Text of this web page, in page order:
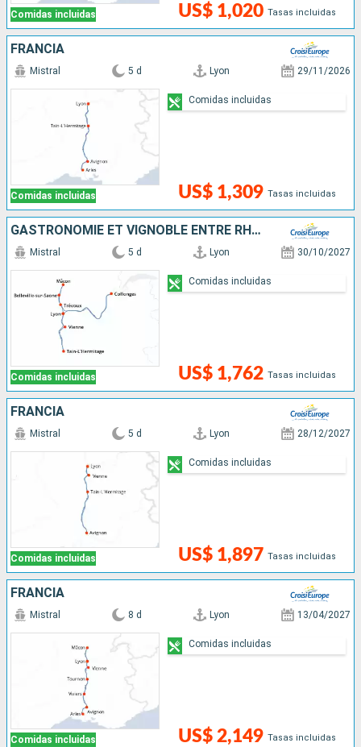
Comidas incluidas US$ 1,020 Tasas incluidas
FRANCIA
Comidas incluidas
Mistral 5 d Lyon 29/11/2026
US$ 1,309 Tasas incluidas
Comidas incluidas
GASTRONOMIE ET VIGNOBLE ENTRE RHÔNE ET SAÔNE AVEC UN DÎNER À L'ABBAYE DE COLLONGES - PAUL BOCUSE
Comidas incluidas
Mistral 5 d Lyon 30/10/2027
US$ 1,762 Tasas incluidas
Comidas incluidas
FRANCIA
Comidas incluidas
Mistral 5 d Lyon 28/12/2027
US$ 1,897 Tasas incluidas
Comidas incluidas
FRANCIA
Comidas incluidas
Mistral 8 d Lyon 13/04/2027
US$ 2,149 Tasas incluidas
Comidas incluidas